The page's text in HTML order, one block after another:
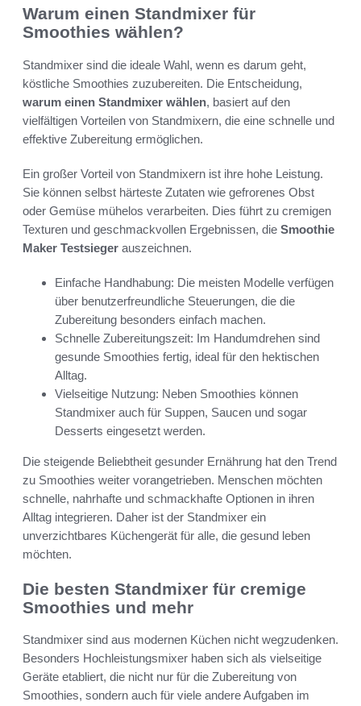
Warum einen Standmixer für
Smoothies wählen?
Standmixer sind die ideale Wahl, wenn es darum geht,
köstliche Smoothies zuzubereiten. Die Entscheidung,
warum einen Standmixer wählen, basiert auf den
vielfältigen Vorteilen von Standmixern, die eine schnelle und
effektive Zubereitung ermöglichen.
Ein großer Vorteil von Standmixern ist ihre hohe Leistung.
Sie können selbst härteste Zutaten wie gefrorenes Obst
oder Gemüse mühelos verarbeiten. Dies führt zu cremigen
Texturen und geschmackvollen Ergebnissen, die Smoothie
Maker Testsieger auszeichnen.
Einfache Handhabung: Die meisten Modelle verfügen
über benutzerfreundliche Steuerungen, die die
Zubereitung besonders einfach machen.
Schnelle Zubereitungszeit: Im Handumdrehen sind
gesunde Smoothies fertig, ideal für den hektischen
Alltag.
Vielseitige Nutzung: Neben Smoothies können
Standmixer auch für Suppen, Saucen und sogar
Desserts eingesetzt werden.
Die steigende Beliebtheit gesunder Ernährung hat den Trend
zu Smoothies weiter vorangetrieben. Menschen möchten
schnelle, nahrhafte und schmackhafte Optionen in ihren
Alltag integrieren. Daher ist der Standmixer ein
unverzichtbares Küchengerät für alle, die gesund leben
möchten.
Die besten Standmixer für cremige
Smoothies und mehr
Standmixer sind aus modernen Küchen nicht wegzudenken.
Besonders Hochleistungsmixer haben sich als vielseitige
Geräte etabliert, die nicht nur für die Zubereitung von
Smoothies, sondern auch für viele andere Aufgaben im